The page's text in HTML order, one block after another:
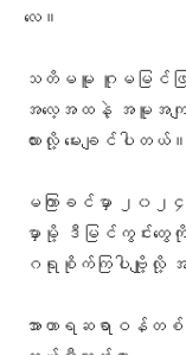
လေ။
သတိမမူ ဂူမမြင်ဖြ
အလေ့အထနဲ့ အမူအက
လားလို့ မေးချင်ပါတယ်။
မကြာခင်မှာ ၂၀၂
မှာမို့ ဒီမြင်ကွင်းတွေ
ဂရုစိုက်ကြပါဗျို့လို့ ​အက
အာဟာရဆရာဝန်တစ်